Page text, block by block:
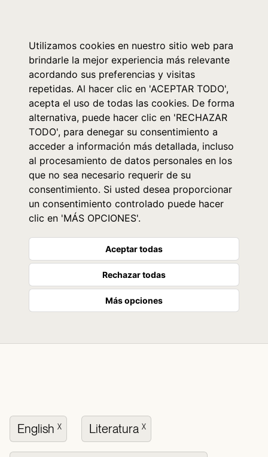
Utilizamos cookies en nuestro sitio web para
brindarle la mejor experiencia más relevante
acordando sus preferencias y visitas
repetidas. Al hacer clic en 'ACEPTAR TODO',
acepta el uso de todas las cookies. De forma
alternativa, puede hacer clic en 'RECHAZAR
TODO', para denegar su consentimiento a
acceder a información más detallada, incluso
al procesamiento de datos personales en los
que no sea necesario requerir de su
consentimiento. Si usted desea proporcionar
un consentimiento controlado puede hacer
clic en 'MÁS OPCIONES'.
Aceptar todas
Rechazar todas
Más opciones
English X Literatura X